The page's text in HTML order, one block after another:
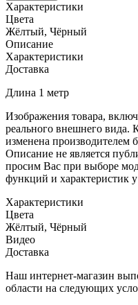
Характеристики
Цвета
Жёлтый, Чёрный
Описание
Характеристики
Доставка
Длина 1 метр
Изображения товара,
реального внешнего вида.
изменена производителем
Описание не является
просим Вас при выборе
функций и характеристик
Характеристики
Цвета
Жёлтый, Чёрный
Видео
Доставка
Наш интернет-магазин
области на следующих